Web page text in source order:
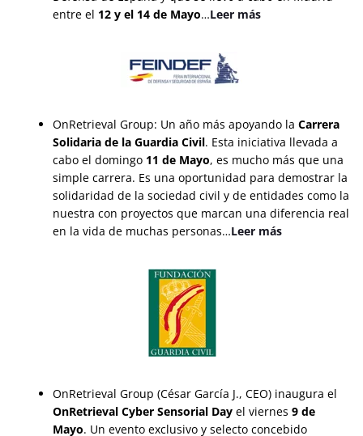
entre el 12 y el 14 de Mayo…Leer más
OnRetrieval Group: Un año más apoyando la Carrera
Solidaria de la Guardia Civil. Esta iniciativa llevada a
cabo el domingo 11 de Mayo, es mucho más que una
simple carrera. Es una oportunidad para demostrar la
solidaridad de la sociedad civil y de entidades como la
nuestra con proyectos que marcan una diferencia real
en la vida de muchas personas…Leer más
OnRetrieval Group (César García J., CEO) inaugura el
OnRetrieval Cyber Sensorial Day el viernes 9 de
Mayo. Un evento exclusivo y selecto concebido